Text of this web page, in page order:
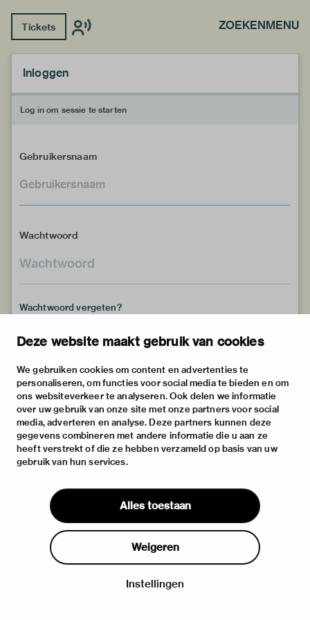
Deze website maakt gebruik van cookies
We gebruiken cookies om content en advertenties te
personaliseren, om functies voor social media te bieden en om
ons websiteverkeer te analyseren. Ook delen we informatie
over uw gebruik van onze site met onze partners voor social
media, adverteren en analyse. Deze partners kunnen deze
gegevens combineren met andere informatie die u aan ze
heeft verstrekt of die ze hebben verzameld op basis van uw
gebruik van hun services.
Alles toestaan
Weigeren
Instellingen
Tickets ZOEKENMENU
Inloggen
Log in om sessie te starten
Gebruikersnaam
Wachtwoord
Wachtwoord vergeten?